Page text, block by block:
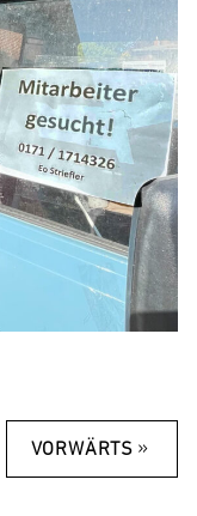
VORWÄRTS »